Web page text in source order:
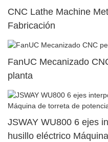
CNC Lathe Machine
Fabricación
FanUC Mecanizado
planta
JSWAY WU800 6 ejes
husillo eléctrico